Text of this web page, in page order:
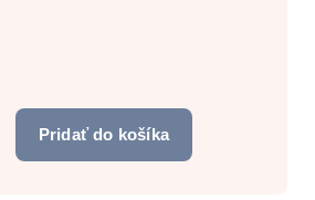
Pridať do košíka